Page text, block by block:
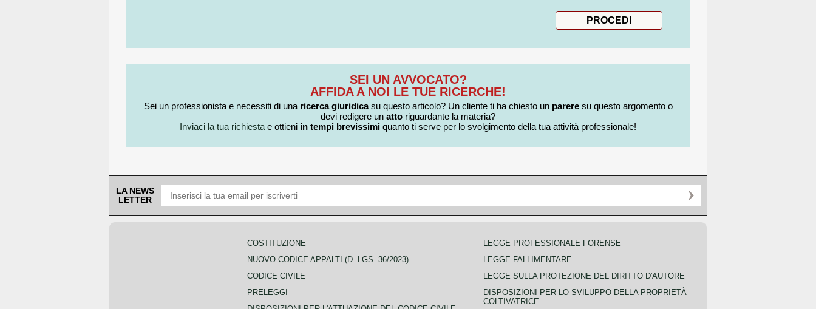
SEI UN AVVOCATO?
AFFIDA A NOI LE TUE RICERCHE!
Sei un professionista e necessiti di una ricerca giuridicasu questo articolo? Un cliente ti ha chiesto un pareresu questo argomento o
devi redigere un atto riguardante la materia?
Inviaci la tua richiesta e ottieni in tempi brevissimi quanto ti serve per lo svolgimento della tua attività professionale!
LA NEWS
LETTER
COSTITUZIONE
NUOVO CODICE APPALTI (D. LGS. 36/2023)
CODICE CIVILE
PRELEGGI
LEGGE PROFESSIONALE FORENSE
LEGGE FALLIMENTARE
LEGGE SULLA PROTEZIONE DEL DIRITTO D'AUTORE
DISPOSIZIONI PER LO SVILUPPO DELLA PROPRIETÀ
COLTIVATRICE